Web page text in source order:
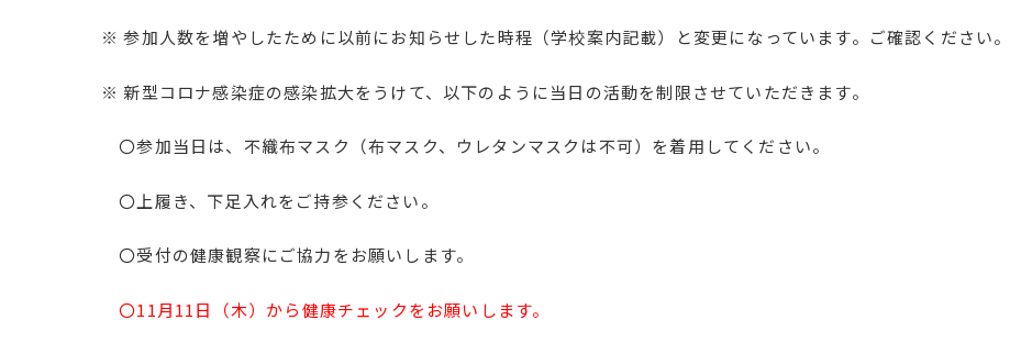
※ 参加人数を増やしたために以前にお知らせした時程（学校案内記載）と変更になっています。ご確認ください。
※ 新型コロナ感染症の感染拡大をうけて、以下のように当日の活動を制限させていただきます。
〇参加当日は、不織布マスク（布マスク、ウレタンマスクは不可）を着用してください。
〇上履き、下足入れをご持参ください。
〇受付の健康観察にご協力をお願いします。
〇11月11日（木）から健康チェックをお願いします。